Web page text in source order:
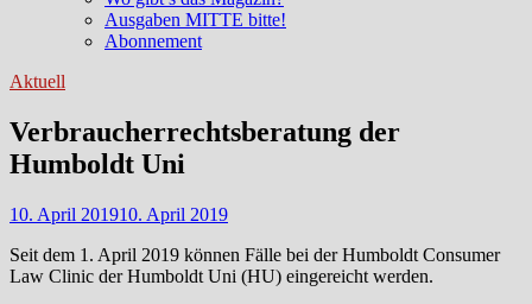
Ausgaben MITTE bitte!
Abonnement
Aktuell
Verbraucherrechtsberatung der
Humboldt Uni
10. April 201910. April 2019
Seit dem 1. April 2019 können Fälle bei der Humboldt Consumer
Law Clinic der Humboldt Uni (HU) eingereicht werden.